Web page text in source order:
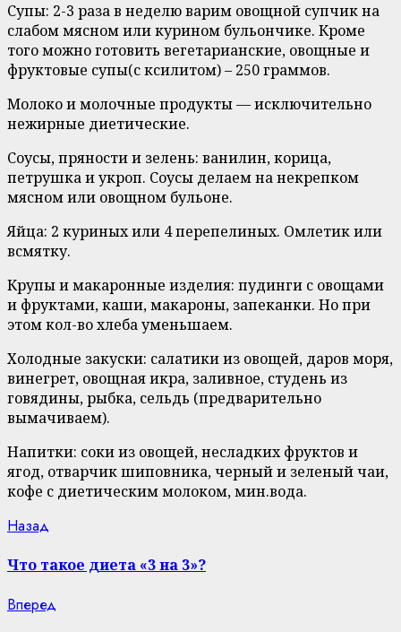
Супы: 2-3 раза в неделю варим овощной супчик на
слабом мясном или курином бульончике. Кроме
того можно готовить вегетарианские, овощные и
фруктовые супы(с ксилитом) – 250 граммов.
Молоко и молочные продукты — исключительно
нежирные диетические.
Соусы, пряности и зелень: ванилин, корица,
петрушка и укроп. Соусы делаем на некрепком
мясном или овощном бульоне.
Яйца: 2 куриных или 4 перепелиных. Омлетик или
всмятку.
Крупы и макаронные изделия: пудинги с овощами
и фруктами, каши, макароны, запеканки. Но при
этом кол-во хлеба уменьшаем.
Холодные закуски: салатики из овощей, даров моря,
винегрет, овощная икра, заливное, студень из
говядины, рыбка, сельдь (предварительно
вымачиваем).
Напитки: соки из овощей, несладких фруктов и
ягод, отварчик шиповника, черный и зеленый чаи,
кофе с диетическим молоком, мин.вода.
Continue
Reading
Назад
Что такое диета «3 на 3»?
Вперед